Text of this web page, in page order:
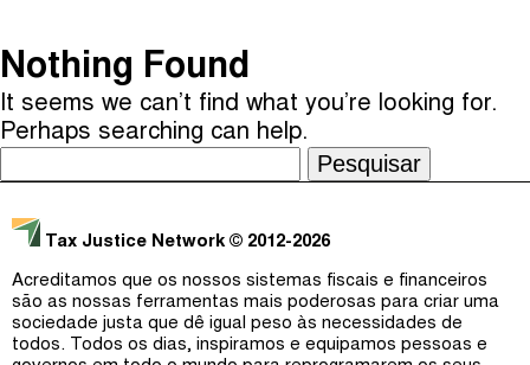
The Taxcast
Justicia Impositiva
الجباية ببساطة
Impôts et Justice Sociale
The Corruption Diaries
Anfitriãs e Convidados (0)
Dicionário
Procurar
Nothing Found
It seems we can’t find what you’re looking for.
Perhaps searching can help.
por:
Tax Justice Network © 2012-2026
Acreditamos que os nossos sistemas fiscais e financeiros
são as nossas ferramentas mais poderosas para criar uma
sociedade justa que dê igual peso às necessidades de
todos. Todos os dias, inspiramos e equipamos pessoas e